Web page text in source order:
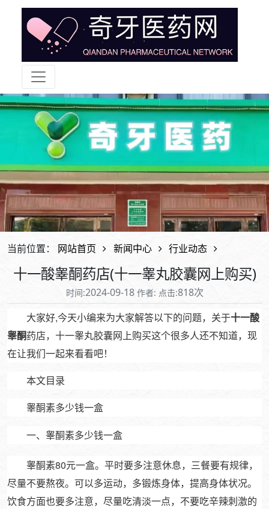
当前位置： 网站首页 新闻中心 行业动态
十一酸睾酮药店(十一睾丸胶囊网上购买)
时间:2024-09-18 作者: 点击:818次
大家好,今天小编来为大家解答以下的问题，关于十一酸
睾酮药店，十一睾丸胶囊网上购买这个很多人还不知道，现
在让我们一起来看看吧！
本文目录
睾酮素多少钱一盒
一、睾酮素多少钱一盒
睾酮素80元一盒。平时要多注意休息，三餐要有规律，
尽量不要熬夜。可以多运动，多锻炼身体，提高身体状况。
饮食方面也要多注意，尽量吃清淡一点，不要吃辛辣刺激的